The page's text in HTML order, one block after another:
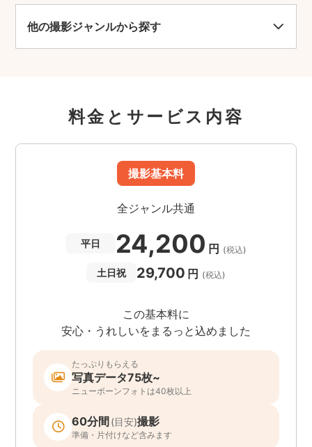
他の撮影ジャンルから探す
料金とサービス内容
撮影基本料
全ジャンル共通
平日 24,200 円 (税込)
土日祝 29,700 円 (税込)
この基本料に
安心・うれしいをまるっと込めました
たっぷりもらえる
写真データ75枚~
ニューボーンフォトは40枚以上
60分間 (目安)撮影
準備・片付けなど含みます